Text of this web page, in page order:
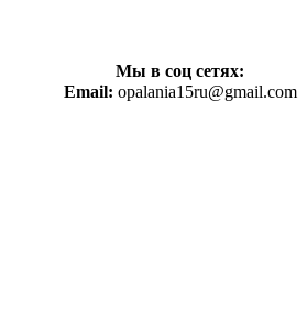
Мы в соц сетях:
Email: opalania15ru@gmail.com